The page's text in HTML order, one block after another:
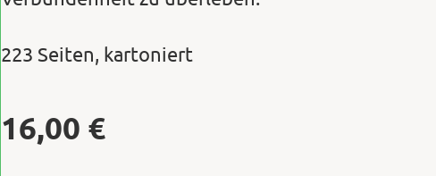
223 Seiten, kartoniert
16,00 €